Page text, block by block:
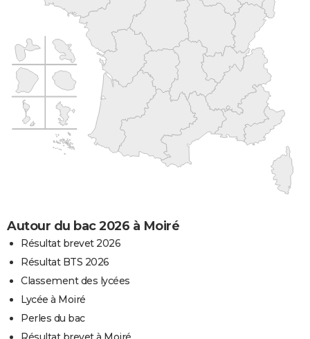
Autour du bac 2026 à Moiré
Résultat brevet 2026
Résultat BTS 2026
Classement des lycées
Lycée à Moiré
Perles du bac